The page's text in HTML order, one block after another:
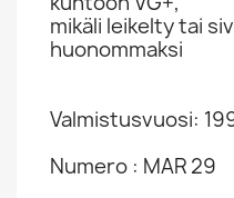
mikäli leikelty tai
huonommaksi
Valmistusvuosi:
Numero : MAR 29